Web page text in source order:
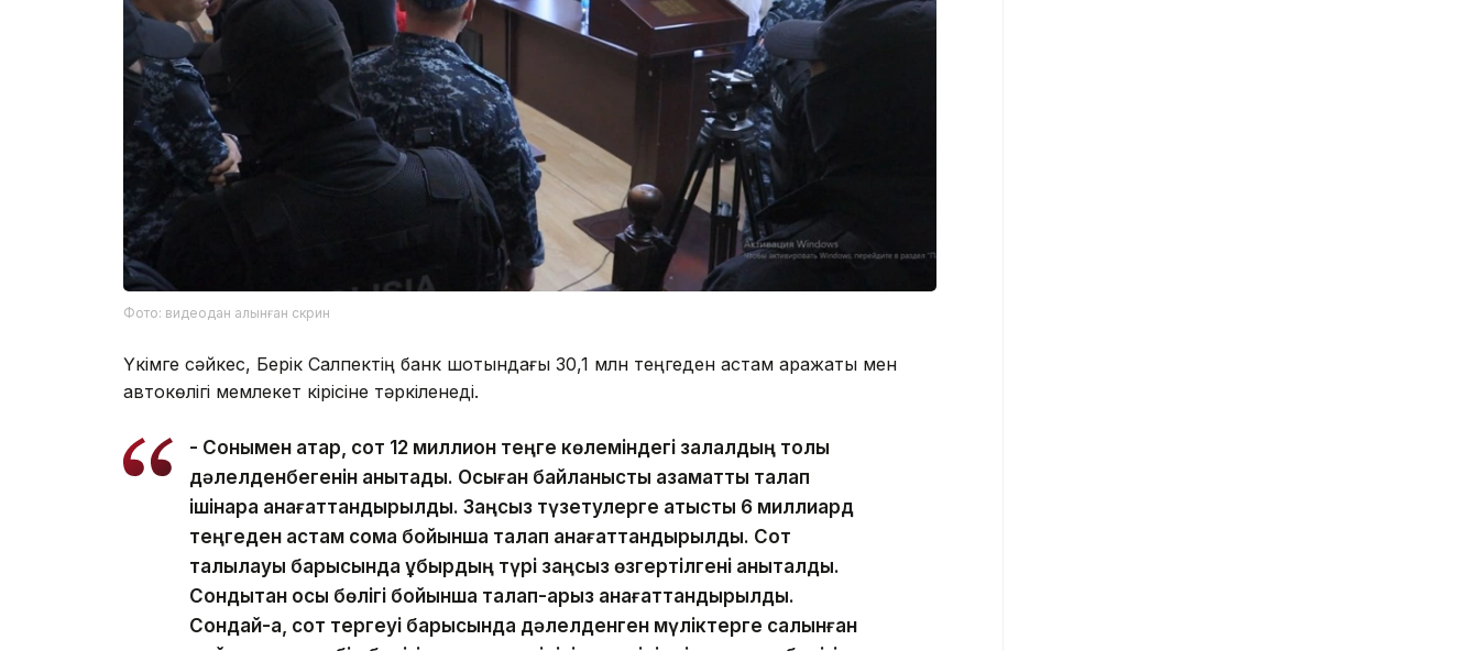
Фото: видеодан алынған скрин
Үкімге сәйкес, Берік Салпектің банк шотындағы 30,1 млн теңгеден астам қаражаты мен
автокөлігі мемлекет кірісіне тәркіленеді.
- Сонымен қатар, сот 12 миллион теңге көлеміндегі залалдың толық
дәлелденбегенін анықтады. Осыған байланысты азаматтық талап
ішінара қанағаттандырылды. Заңсыз түзетулерге қатысты 6 миллиард
теңгеден астам сома бойынша талап қанағаттандырылды. Сот
талқылауы барысында құбырдың түрі заңсыз өзгертілгені анықталды.
Сондықтан осы бөлігі бойынша талап-арыз қанағаттандырылды.
Сондай-ақ, сот тергеуі барысында дәлелденген мүліктерге салынған